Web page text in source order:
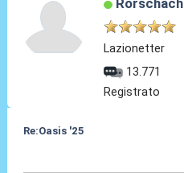
Rorschach
Lazionetter
13.771
Registrato
Re:Oasis '25